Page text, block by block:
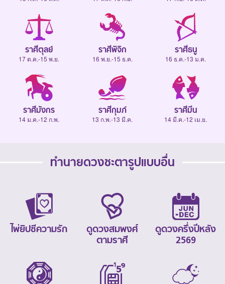
ราศีตุลย์
17 ต.ค.-15 พ.ย.
ราศีพิจิก
16 พ.ย.-15 ธ.ค.
ราศีธนู
16 ธ.ค.-13 ม.ค.
ราศีมังกร
14 ม.ค.-12 ก.พ.
ราศีกุมภ์
13 ก.พ.-13 มี.ค.
ราศีมีน
14 มี.ค.-12 เม.ย.
ทำนายดวงชะตารูปแบบอื่น
ไพ่ยิปซีความรัก
ดูดวงสมพงศ์
ตามราศี
ดูดวงครึ่งปีหลัง
2569